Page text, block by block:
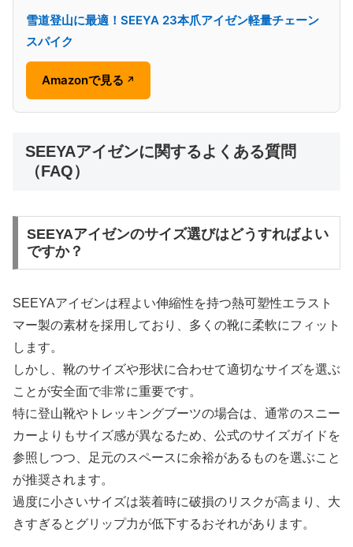
雪道登山に最適！SEEYA 23本爪アイゼン軽量チェーン
スパイク
Amazonで見る ↗
SEEYAアイゼンに関するよくある質問
（FAQ）
SEEYAアイゼンのサイズ選びはどうすればよい
ですか？
SEEYAアイゼンは程よい伸縮性を持つ熱可塑性エラスト
マー製の素材を採用しており、多くの靴に柔軟にフィット
します。
しかし、靴のサイズや形状に合わせて適切なサイズを選ぶ
ことが安全面で非常に重要です。
特に登山靴やトレッキングブーツの場合は、通常のスニー
カーよりもサイズ感が異なるため、公式のサイズガイドを
参照しつつ、足元のスペースに余裕があるものを選ぶこと
が推奨されます。
過度に小さいサイズは装着時に破損のリスクが高まり、大
きすぎるとグリップ力が低下するおそれがあります。